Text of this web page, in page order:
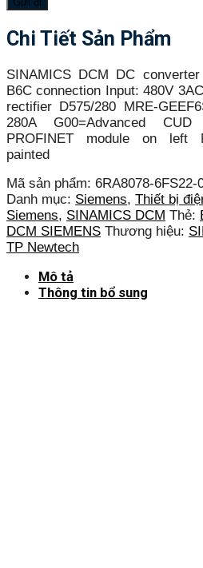
Chi Tiết Sản Phẩm
SINAMICS DCM DC
B6C connection Input: 480V
rectifier D575/280 MRE-
280A G00=Advanced
PROFINET module on left
painted
Mã sản phẩm: 6RA8078-6FS22-
Danh mục: Siemens, Thiết bị
Siemens, SINAMICS DCM Thẻ:
DCM SIEMENS Thương hiệu:
TP Newtech
Mô tả
Thông tin bổ sung